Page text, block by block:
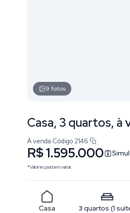
9 fotos
Casa, 3 quartos, à
À venda·Código 2146
R$ 1.595.000
*Valores podem variar.
Casa 3 quartos (1